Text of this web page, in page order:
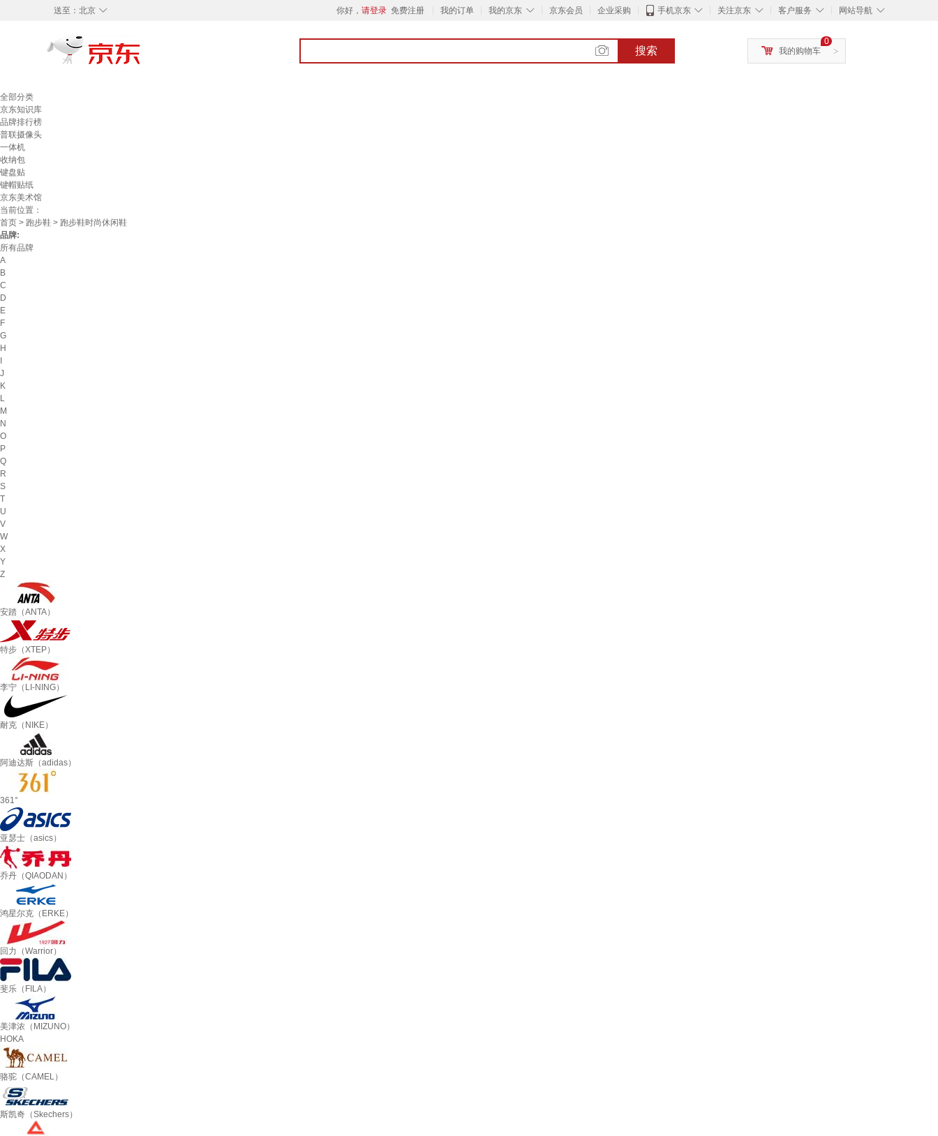
◇
送至： 北京 你好， 请登录 免费注册 我的订单 ◇
我的京东 京东会员 企业采购 ◇
手机京东 ◇
关注京东 ◇
客户服务 ◇
网站导航
搜索 >
0
我的购物车
全部分类
京东知识库
品牌排行榜
普联摄像头
一体机
收纳包
键盘贴
键帽贴纸
京东美术馆
当前位置：
首页 > 跑步鞋 > 跑步鞋时尚休闲鞋
品牌:
所有品牌
A
B
C
D
E
F
G
H
J
K
L
M
N
O
P
Q
R
S
T
U
V
W
X
Y
Z
安踏（ANTA）
特步（XTEP）
李宁（LI-NING）
耐克（NIKE）
阿迪达斯（adidas）
361°
亚瑟士（asics）
乔丹（QIAODAN）
鸿星尔克（ERKE）
回力（Warrior）
斐乐（FILA）
美津浓（MIZUNO）
HOKA
骆驼（CAMEL）
斯凯奇（Skechers）